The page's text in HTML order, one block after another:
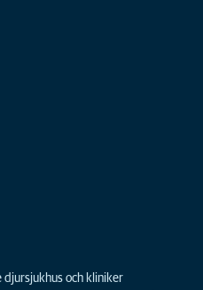
djursjukhus och kliniker